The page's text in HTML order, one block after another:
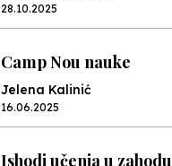
28.10.2025
Camp Nou nauke
Jelena Kalinić
16.06.2025
Ishodi učenja u zahodu